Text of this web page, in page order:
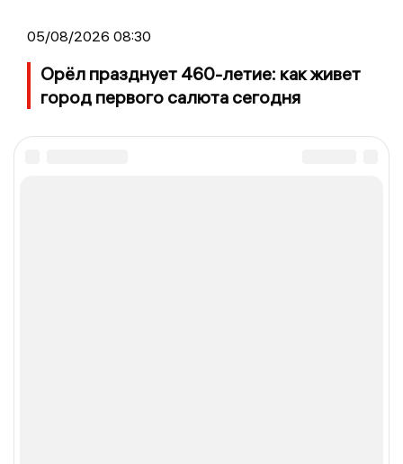
05/08/2026 08:30
Орёл празднует 460-летие: как живет
город первого салюта сегодня